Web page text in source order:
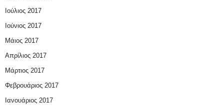
Ιούλιος 2017
Ιούνιος 2017
Μάιος 2017
Απρίλιος 2017
Μάρτιος 2017
Φεβρουάριος 2017
Ιανουάριος 2017